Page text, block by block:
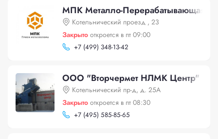
МПК Металло-Перерабатывающая
Котельнический проезд , 23
Закрыто откроется в пт 09:00
+7 (499) 348-13-42
ООО "Вторчермет НЛМК Центр"
Котельнический пр-д, д. 25А
Закрыто откроется в пт 08:30
+7 (495) 585-85-65